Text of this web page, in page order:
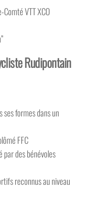
VTT XCO
Rudipontain
formes dans un
FFC
par des bénévoles
reconnus au niveau